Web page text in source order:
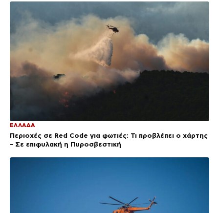
ΕΛΛΑΔΑ
Περιοχές σε Red Code για φωτιές: Τι προβλέπει ο χάρτης
– Σε επιφυλακή η Πυροσβεστική